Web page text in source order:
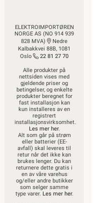
ELEKTROIMPORTØREN
NORGE AS (NO 914 939
828 MVA)
Nedre
Kalbakkvei 88B, 1081
Oslo
22 81 27 70
Alle produkter på
nettsiden vises med
gjeldende priser og
betingelser, og enkelte
produkter beregnet for
fast installasjon kan
kun installeres av en
registrert
installasjonsvirksomhet.
Les mer her.
Alt som går på strøm
eller batterier (EE-
avfall) skal leveres til
retur når det ikke kan
brukes lenger. Du kan
returnere dette gratis i
en av våre varehus
og/eller andre butikker
som selger samme
type varer. Les mer her.